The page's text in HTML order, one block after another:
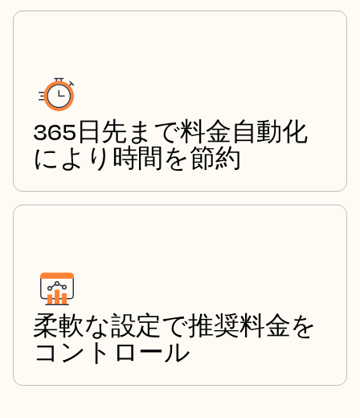
365日先まで料金自動化
により時間を節約
柔軟な設定で推奨料金を
コントロール